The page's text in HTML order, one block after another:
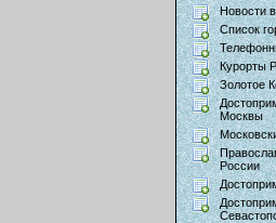
Новости
Список
Курорты
Золотое
Москвы
России